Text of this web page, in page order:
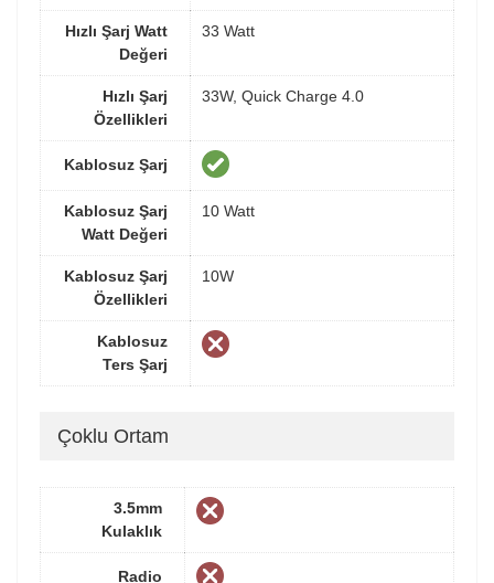
Hızlı Şarj Watt
Değeri
33 Watt
Hızlı Şarj
Özellikleri
33W, Quick Charge 4.0
Kablosuz Şarj
Kablosuz Şarj
Watt Değeri
10 Watt
Kablosuz Şarj
Özellikleri
10W
Kablosuz
Ters Şarj
Çoklu Ortam
3.5mm
Kulaklık
Radio